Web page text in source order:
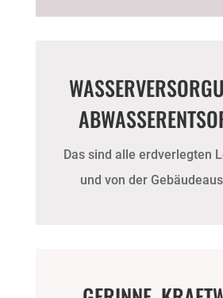
Das sind alle erdverlegten
und von der